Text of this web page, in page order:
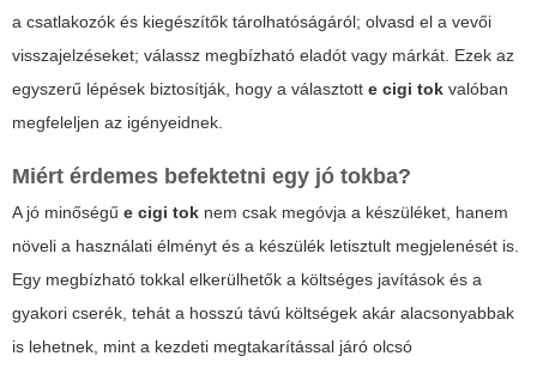
a csatlakozók és kiegészítők tárolhatóságáról; olvasd el a vevői
visszajelzéseket; válassz megbízható eladót vagy márkát. Ezek az
egyszerű lépések biztosítják, hogy a választott e cigi tok valóban
megfeleljen az igényeidnek.
Miért érdemes befektetni egy jó tokba?
A jó minőségű e cigi tok nem csak megóvja a készüléket, hanem
növeli a használati élményt és a készülék letisztult megjelenését is.
Egy megbízható tokkal elkerülhetők a költséges javítások és a
gyakori cserék, tehát a hosszú távú költségek akár alacsonyabbak
is lehetnek, mint a kezdeti megtakarítással járó olcsó